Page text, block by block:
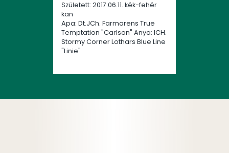
Született: 2017.06.11. kék-fehér
kan
Apa: Dt.JCh. Farmarens True
Temptation "Carlson" Anya: ICH.
Stormy Corner Lothars Blue Line
"Linie"